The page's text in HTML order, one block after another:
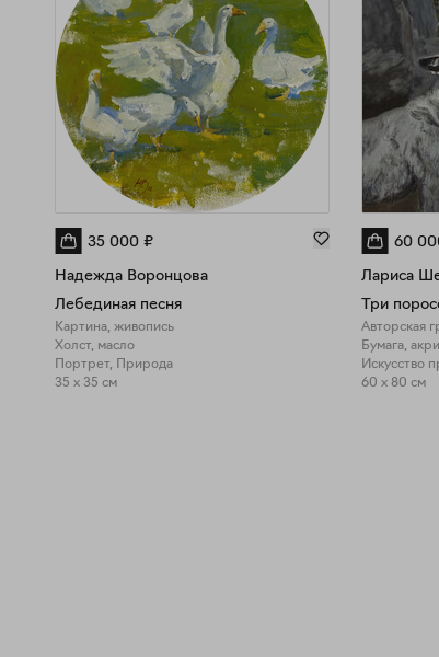
35 000 ₽
Надежда Воронцова
Лебединая песня
Картина, живопись
Холст, масло
Портрет, Природа
35 x 35 см
60
Лариса
Три
Авторская
Бумага,
Искусство
60 x 80 см